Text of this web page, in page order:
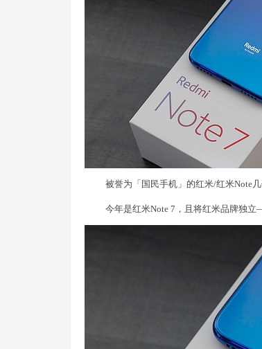
被誉为「国民手机」的红米/红米Note
今年是红米Note 7，且将红米品牌独